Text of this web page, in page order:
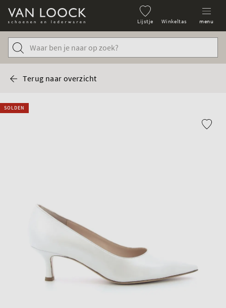
Lijstje Winkeltas menu
Terug naar overzicht
SOLDEN